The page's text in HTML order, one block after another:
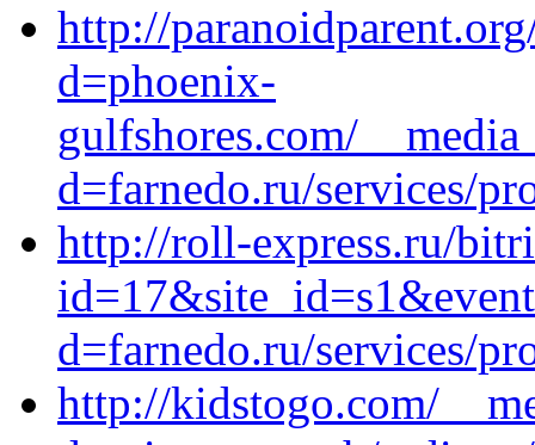
http://
d=phoenix-
gulfshores.com/
d=farnedo.ru/services/
http://roll-express.ru/
d=farnedo.ru/services/
http://kidstogo.com/